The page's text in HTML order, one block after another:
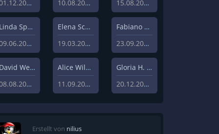
01.12.2020
10.08.2020
15.08.2019
Linda Sprenger
09.06.2019
Elena Schulz
19.03.2019
Fabiano Uslenghi
23.09.2019
David Weisz
08.08.2020
Alice Wilczynski
11.09.2020
Gloria H. Manderfeld
20.12.2019
Erstellt von nilius